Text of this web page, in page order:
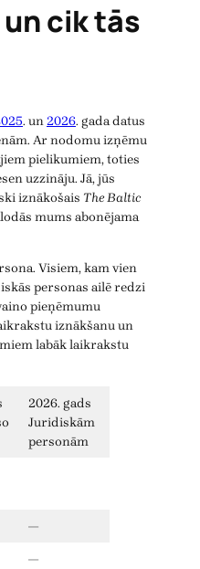
cik tās
. un2026. gada datus
Ar nodomu izņēmu
pielikumiem, toties
uzzināju. Jā, jūs
iznākošais The Baltic
mums abonējama
Visiem, kam vien
personas ailē redzi
pieņēmumu
iznākšanu un
labāk laikrakstu
2026. gads
Juridiskām
personām
—
—